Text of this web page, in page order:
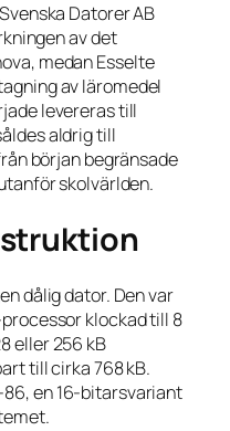
Datorer AB
av det
medan Esselte
av läromedel
levereras till
aldrig till
början begränsade
skolvärlden.
dålig dator. Den var
klockad till 8
eller 256 kB
till cirka 768 kB.
en 16-bitarsvariant